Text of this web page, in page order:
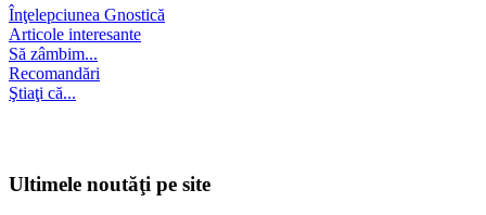
Înţelepciunea Gnostică
Articole interesante
Să zâmbim...
Recomandări
Ştiaţi că...
Ultimele noutăţi pe site